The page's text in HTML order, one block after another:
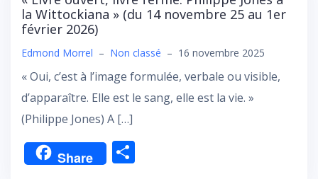
la Wittockiana » (du 14 novembre 25 au 1er
février 2026)
Edmond Morrel – Non classé – 16 novembre 2025
« Oui, c’est à l’image formulée, verbale ou visible,
d’apparaître. Elle est le sang, elle est la vie. »
(Philippe Jones) A […]
Share